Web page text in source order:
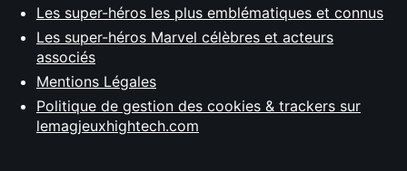
Les super-héros les plus emblématiques et connus
Les super-héros Marvel célèbres et acteurs
associés
Mentions Légales
Politique de gestion des cookies & trackers sur
lemagjeuxhightech.com